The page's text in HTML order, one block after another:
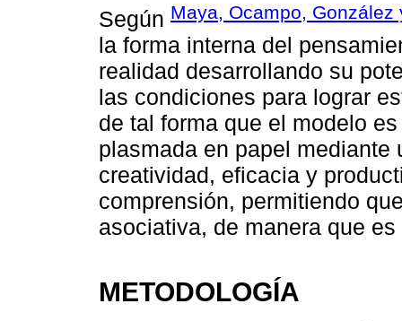
Según Maya, Ocampo,
la forma interna del
realidad desarrollando su
las condiciones para lograr
de tal forma que el modelo
plasmada en papel mediante
creatividad, eficacia y
comprensión, permitiendo
asociativa, de manera que
METODOLOGÍA